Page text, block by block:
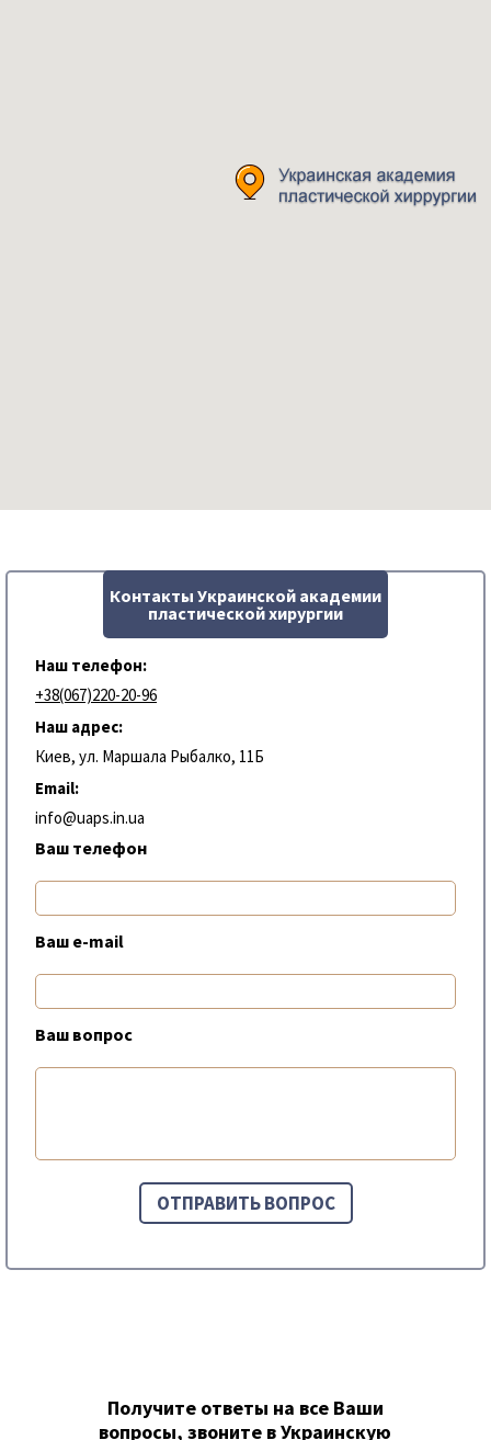
Контакты Украинской академии
пластической хирургии
Наш телефон:
+38(067)220-20-96
Наш адрес:
Киев, ул. Маршала Рыбалко, 11Б
Email:
info@uaps.in.ua
Ваш телефон
Ваш e-mail
Ваш вопрос
Получите ответы на все Ваши
вопросы, звоните в Украинскую